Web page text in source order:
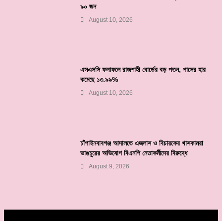
৯০ জন
August 10, 2026
এসএসসি ফলাফলে রাজশাহী বোর্ডের বড় পতন, পাসের হার
কমেছে ১৩.৯৯%
August 10, 2026
চাঁপাইনবাবগঞ্জ আদালতে এজলাস ও বিচারকের খাসকামরা
ভাঙচুরের অভিযোগ বিএনপি নেতাকর্মীদের বিরুদ্ধে
August 9, 2026